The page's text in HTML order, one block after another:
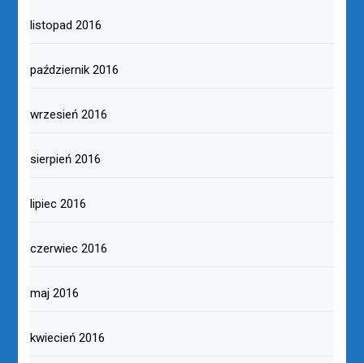
listopad 2016
październik 2016
wrzesień 2016
sierpień 2016
lipiec 2016
czerwiec 2016
maj 2016
kwiecień 2016